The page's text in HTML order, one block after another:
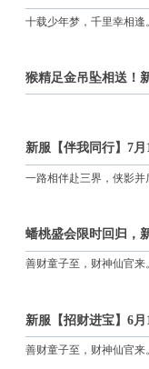
十载少年梦，千里幸相逢
猴精足金吊坠相送！
新服【伴我同行】7
一路相伴赴三界，侠影并
蟠桃盛会限时回归，
善财童子至，财神仙官来
新服【招财进宝】6
善财童子至，财神仙官来